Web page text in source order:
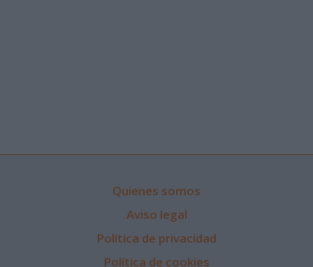
Quienes somos
Aviso legal
Política de privacidad
Política de cookies